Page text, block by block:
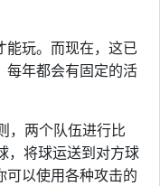
能玩。而现在，这已
每年都会有固定的活
，两个队伍进行比
，将球运送到对方球
可以使用各种攻击的